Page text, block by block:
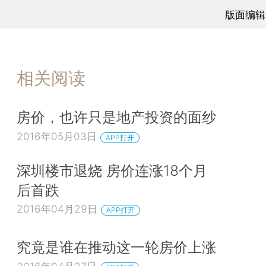
版面编
相关阅读
房价，也许只是地产投资的面纱
2016年05月03日 APP打开
深圳楼市退烧 房价连涨18个月
后首跌
2016年04月29日 APP打开
究竟是谁在推动这一轮房价上涨